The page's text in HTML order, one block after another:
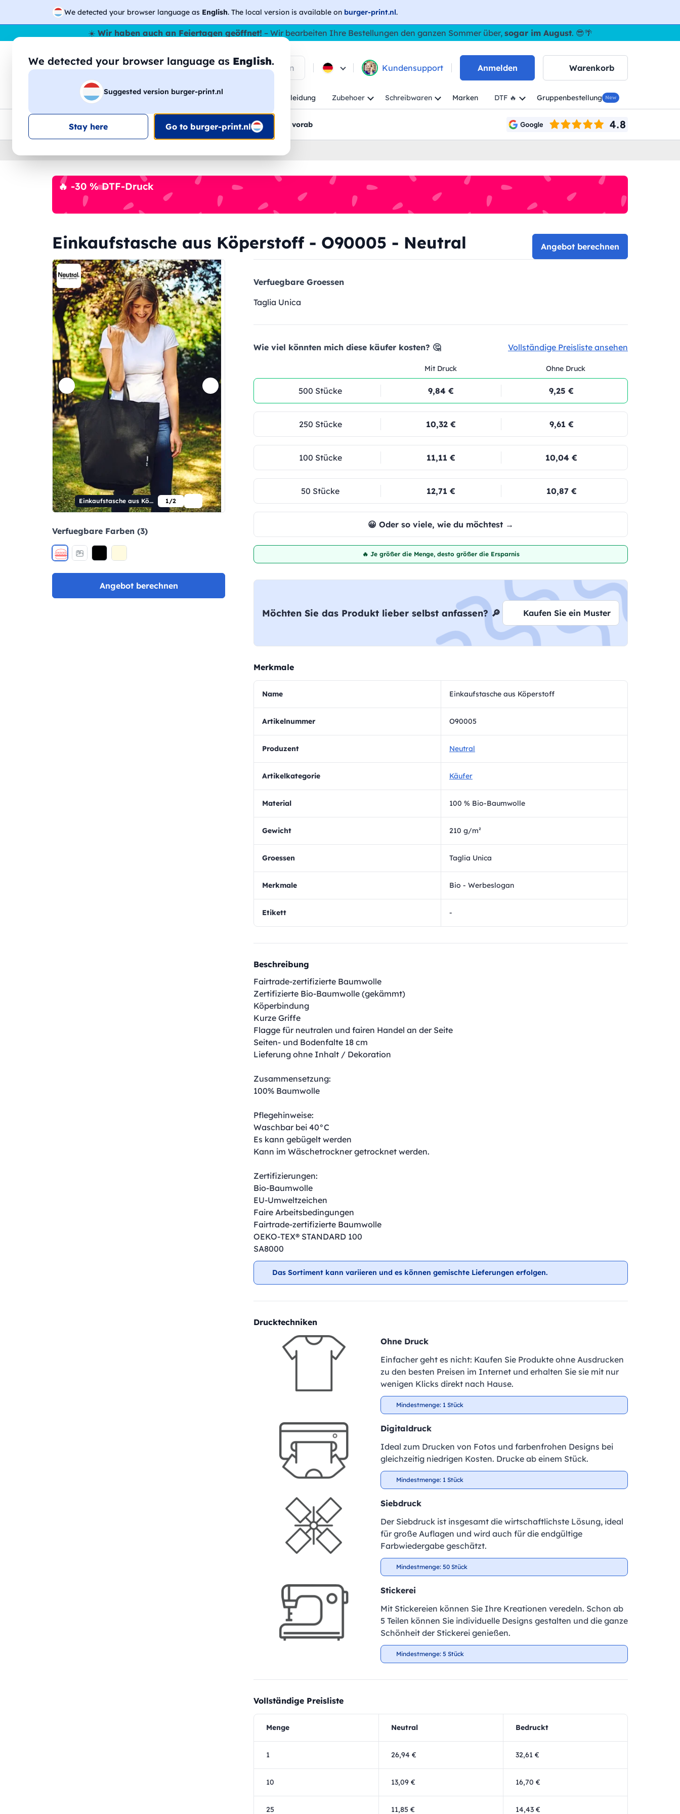
We detected your browser language as English. The local version is available on burger-print.nl.
We detected your browser language as English.
Suggested version burger-print.nl
Stay here Go to burger-print.nl
☀️ Wir haben auch an Feiertagen geöffnet! – Wir bearbeiten Ihre Bestellungen den ganzen Sommer über, sogar im August. 😎🌴
🔎 Suche in den Produkten Kundensupport Anmelden Warenkorb
Sweatshirts Mann Frau Arbeitskleidung Zubehoer Schreibwaren Marken DTF 🔥 Gruppenbestellung New
EU-weite Lieferung Mengenrabatt KundensupportGrafikentwürfe vorab
🔥 -30 % DTF-Druck
Einkaufstasche aus Köperstoff - O90005 - Neutral Angebot berechnen
Einkaufstasche aus Köperstoff 1/2
Verfuegbare Farben (3)
Angebot berechnen
Verfuegbare Groessen
Taglia Unica
Wie viel könnten mich diese käufer kosten? 🤔 Vollständige Preisliste ansehen
Mit Druck Ohne Druck
500 Stücke 9,84 € 9,25 €
250 Stücke 10,32 € 9,61 €
100 Stücke 11,11 € 10,04 €
50 Stücke 12,71 € 10,87 €
😀 Oder so viele, wie du möchtest →
🔥 Je größer die Menge, desto größer die Ersparnis
Möchten Sie das Produkt lieber selbst anfassen? 🔎 Kaufen Sie ein Muster
Merkmale
Name Einkaufstasche aus Köperstoff
Artikelnummer O90005
Produzent Neutral
Artikelkategorie Käufer
Material 100 % Bio-Baumwolle
Gewicht 210 g/m²
Groessen Taglia Unica
Merkmale Bio - Werbeslogan
Etikett -
Beschreibung
Fairtrade-zertifizierte Baumwolle
Zertifizierte Bio-Baumwolle (gekämmt)
Köperbindung
Kurze Griffe
Flagge für neutralen und fairen Handel an der Seite
Seiten- und Bodenfalte 18 cm
Lieferung ohne Inhalt / Dekoration
Zusammensetzung:
100% Baumwolle
Pflegehinweise:
Waschbar bei 40°C
Es kann gebügelt werden
Kann im Wäschetrockner getrocknet werden.
Zertifizierungen:
Bio-Baumwolle
EU-Umweltzeichen
Faire Arbeitsbedingungen
Fairtrade-zertifizierte Baumwolle
OEKO-TEX® STANDARD 100
SA8000
Das Sortiment kann variieren und es können gemischte Lieferungen erfolgen.
Drucktechniken
Ohne Druck
Einfacher geht es nicht: Kaufen Sie Produkte ohne Ausdrucken
zu den besten Preisen im Internet und erhalten Sie sie mit nur
wenigen Klicks direkt nach Hause.
Mindestmenge: 1 Stück
Digitaldruck
Ideal zum Drucken von Fotos und farbenfrohen Designs bei
gleichzeitig niedrigen Kosten. Drucke ab einem Stück.
Mindestmenge: 1 Stück
Siebdruck
Der Siebdruck ist insgesamt die wirtschaftlichste Lösung, ideal
für große Auflagen und wird auch für die endgültige
Farbwiedergabe geschätzt.
Mindestmenge: 50 Stück
Stickerei
Mit Stickereien können Sie Ihre Kreationen veredeln. Schon ab
5 Teilen können Sie individuelle Designs gestalten und die ganze
Schönheit der Stickerei genießen.
Mindestmenge: 5 Stück
Vollständige Preisliste
Menge Neutral Bedruckt
1 26,94 € 32,61 €
10 13,09 € 16,70 €
25 11,85 € 14,43 €